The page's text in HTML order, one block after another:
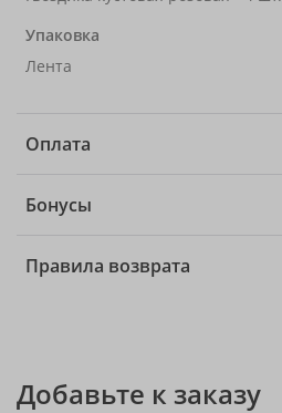
Упаковка
Лента
Оплата
Бонусы
Правила возврата
Добавьте к заказу